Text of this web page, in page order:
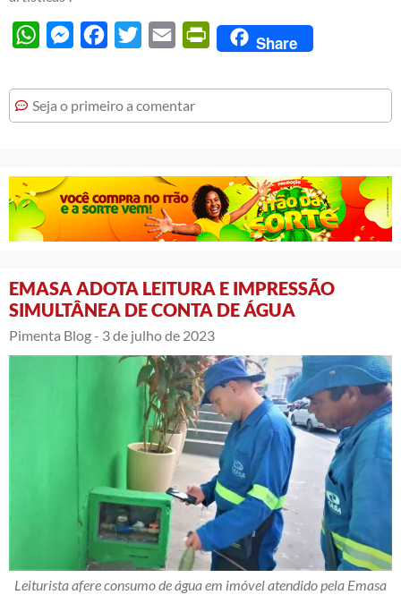
WhatsAppMessengerFacebook
Twitter Email PrintFriendly
Share
Seja o primeiro a comentar
EMASA ADOTA LEITURA E IMPRESSÃO
SIMULTÂNEA DE CONTA DE ÁGUA
Pimenta Blog - 3 de julho de 2023
Leiturista afere consumo de água em imóvel atendido pela Emasa